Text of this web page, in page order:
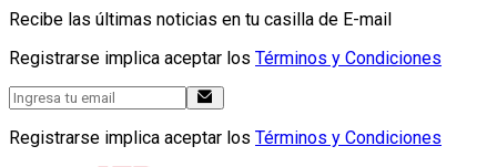
Recibe las últimas noticias en tu casilla de E-mail
Registrarse implica aceptar los Términos y Condiciones
Registrarse implica aceptar los Términos y Condiciones